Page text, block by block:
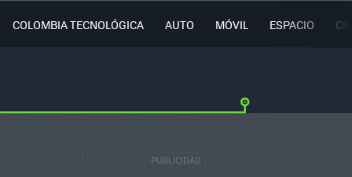
COLOMBIA TECNOLÓGICA AUTO MÓVIL ESPACIO